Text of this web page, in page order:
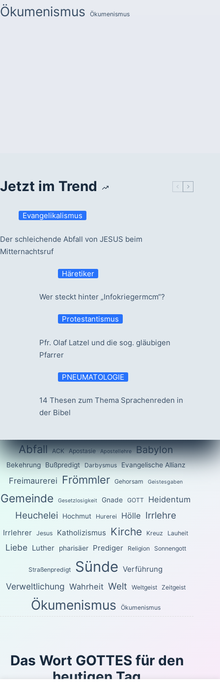
Ökumenismus Ökumenismus
Jetzt im Trend
Evangelikalismus
Der schleichende Abfall von JESUS beim
Mitternachtsruf
Häretiker
Wer steckt hinter „Infokriegermcm“?
Protestantismus
Pfr. Olaf Latzel und die sog. gläubigen
Pfarrer
PNEUMATOLOGIE
14 Thesen zum Thema Sprachenreden in
der Bibel
Abfall ACK Apostasie Apostellehre Babylon
Bekehrung Bußpredigt Darbysmus Evangelische Allianz
Freimaurerei Frömmler Gehorsam Geistesgaben
Gemeinde Gesetzlosigkeit Gnade GOTT Heidentum
Heuchelei Hochmut Hurerei Hölle Irrlehre
Irrlehrer Jesus Katholizismus Kirche Kreuz Lauheit
Liebe Luther pharisäer Prediger Religion Sonnengott
Straßenpredigt Sünde Verführung
Verweltlichung Wahrheit Welt Weltgeist Zeitgeist
Ökumenismus Ökumenismus
Das Wort GOTTES für den
heutigen Tag